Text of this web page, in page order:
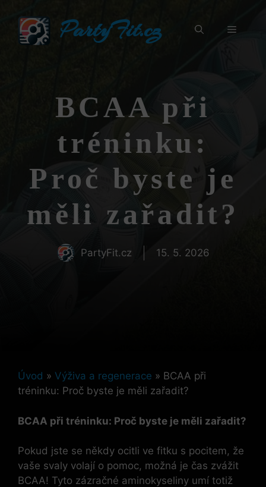
obsah
PartyFit.cz Menu
BCAA při
tréninku:
Proč byste je
měli zařadit?
PartyFit.cz 15. 5. 2026
Úvod » Výživa a regenerace » BCAA při
tréninku: Proč byste je měli zařadit?
BCAA při tréninku: Proč byste je měli zařadit?
Pokud jste se někdy ocitli ve fitku s pocitem, že
vaše svaly volají o pomoc, možná je čas zvážit
BCAA! Tyto zázračné aminokyseliny umí totiž